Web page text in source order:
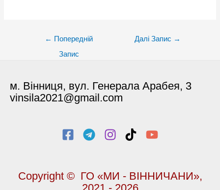
← Попередній
Запис
Далі Запис →
м. Вінниця, вул. Генерала Арабея, 3
vinsila2021@gmail.com
Copyright © ГО «МИ - ВІННИЧАНИ»,